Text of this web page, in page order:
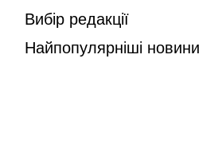
Вибір редакції
Найпопулярніші новини